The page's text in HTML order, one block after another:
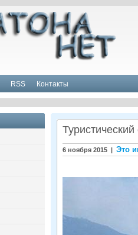
RSS Контакты
6 ноября 2015 | Это